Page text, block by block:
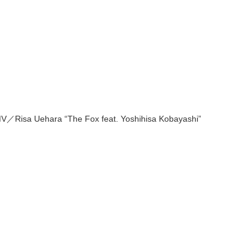
Risa Uehara “The Fox feat. Yoshihisa Kobayashi”